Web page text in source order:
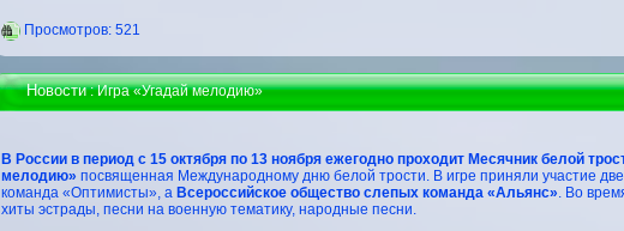
Проcмотров: 521
Новости: Игра «Угадай мелодию»
В России в период с 15 октября по 13 ноября ежегодно проходит Месячник белой
мелодию» посвященная Международному дню белой трости. В игре приняли участие
команда «Оптимисты», а Всероссийское общество слепых команда «Альянс». Во
хиты эстрады, песни на военную тематику, народные песни.